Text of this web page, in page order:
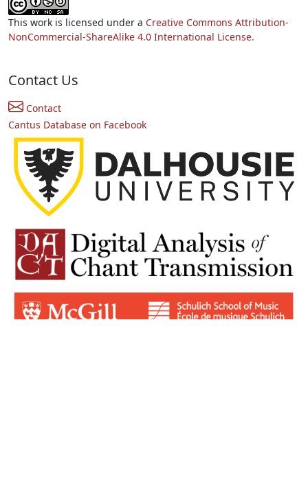
This work is licensed under a Creative Commons Attribution-
NonCommercial-ShareAlike 4.0 International License.
Contact Us
Contact
Cantus Database on Facebook